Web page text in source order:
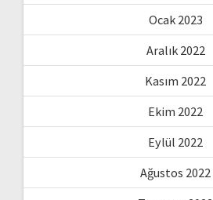
Ocak 2023
Aralık 2022
Kasım 2022
Ekim 2022
Eylül 2022
Ağustos 2022